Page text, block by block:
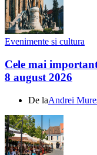
Evenimente si cultura
Cele mai
8 august 2026
De laAndrei